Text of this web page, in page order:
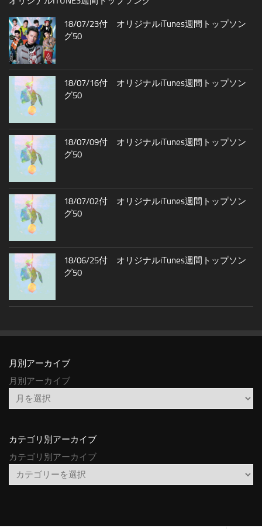
18/07/23付 オリジナルiTunes週間トップソン
グ50
18/07/16付 オリジナルiTunes週間トップソン
グ50
18/07/09付 オリジナルiTunes週間トップソン
グ50
18/07/02付 オリジナルiTunes週間トップソン
グ50
18/06/25付 オリジナルiTunes週間トップソン
グ50
月別アーカイブ
月別アーカイブ
カテゴリ別アーカイブ
カテゴリ別アーカイブ